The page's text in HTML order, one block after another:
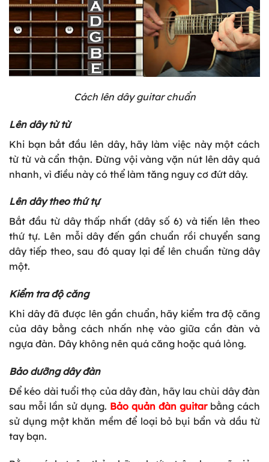
Cách lên dây guitar chuẩn
Lên dây từ từ
Khi bạn bắt đầu lên dây, hãy làm việc này một cách
từ từ và cẩn thận. Đừng vội vàng vặn nút lên dây quá
nhanh, vì điều này có thể làm tăng nguy cơ đứt dây.
Lên dây theo thứ tự
Bắt đầu từ dây thấp nhất (dây số 6) và tiến lên theo
thứ tự. Lên mỗi dây đến gần chuẩn rồi chuyển sang
dây tiếp theo, sau đó quay lại để lên chuẩn từng dây
một.
Kiểm tra độ căng
Khi dây đã được lên gần chuẩn, hãy kiểm tra độ căng
của dây bằng cách nhấn nhẹ vào giữa cần đàn và
ngựa đàn. Dây không nên quá căng hoặc quá lỏng.
Bảo dưỡng dây đàn
Để kéo dài tuổi thọ của dây đàn, hãy lau chùi dây đàn
sau mỗi lần sử dụng. Bảo quản đàn guitarbằng cách
sử dụng một khăn mềm để loại bỏ bụi bẩn và dầu từ
tay bạn.